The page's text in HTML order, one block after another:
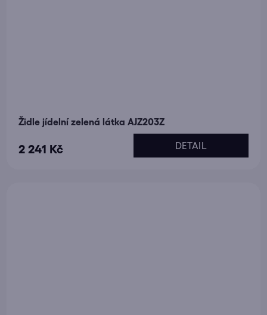
Židle jídelní zelená látka AJZ203Z
2 241 Kč DETAIL